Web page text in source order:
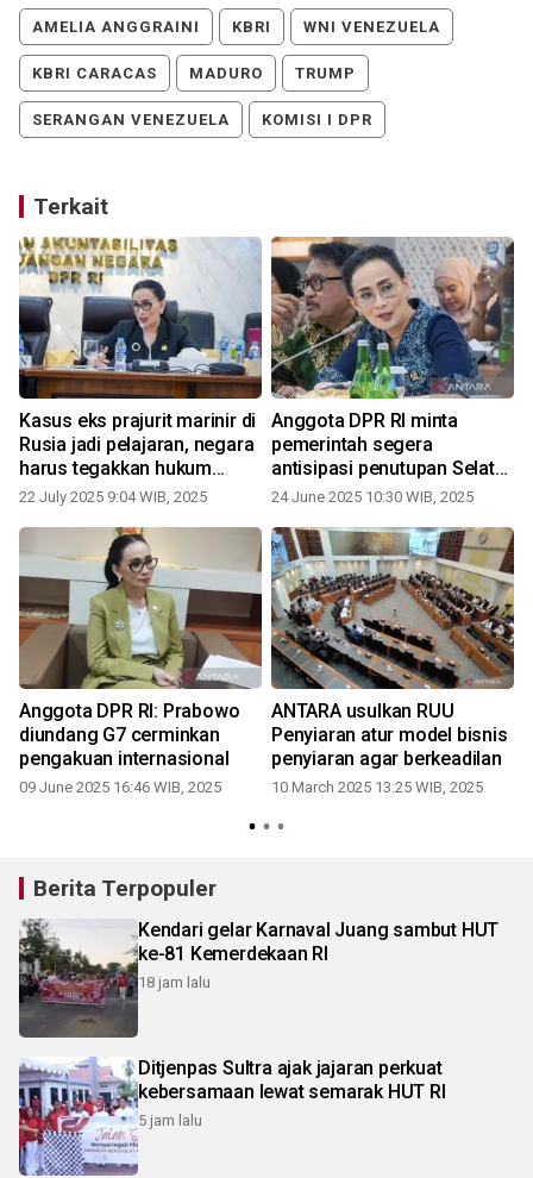
AMELIA ANGGRAINI KBRI WNI VENEZUELA
KBRI CARACAS MADURO TRUMP
SERANGAN VENEZUELA KOMISI I DPR
Terkait
Kasus eks prajurit marinir di
Rusia jadi pelajaran, negara
harus tegakkan hukum
kewarganegaraan
22 July 2025 9:04 WIB, 2025
Anggota DPR RI minta
pemerintah segera
antisipasi penutupan Selat
Hormuz
24 June 2025 10:30 WIB, 2025
Anggota DPR RI: Prabowo
diundang G7 cerminkan
pengakuan internasional
09 June 2025 16:46 WIB, 2025
ANTARA usulkan RUU
Penyiaran atur model bisnis
penyiaran agar berkeadilan
10 March 2025 13:25 WIB, 2025
Berita Terpopuler
Kendari gelar Karnaval Juang sambut HUT
ke-81 Kemerdekaan RI
18 jam lalu
Ditjenpas Sultra ajak jajaran perkuat
kebersamaan lewat semarak HUT RI
5 jam lalu